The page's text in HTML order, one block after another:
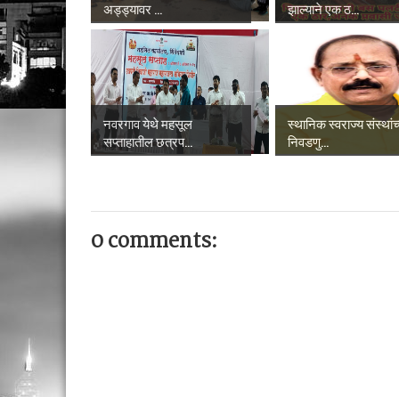
अड्ड्यावर ...
झाल्याने एक ठ...
नवरगाव येथे महसूल
सप्ताहातील छत्रप...
स्थानिक स्वराज्य
निवडणु...
0 comments: